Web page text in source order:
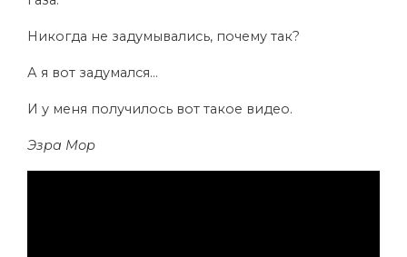
Никогда не задумывались, почему так?
А я вот задумался…
И у меня получилось вот такое видео.
Эзра Мор